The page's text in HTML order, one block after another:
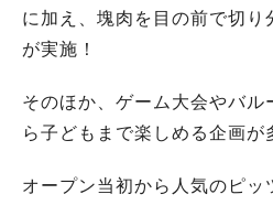
に加え、塊肉を目の前で切り
が実施！
そのほか、ゲーム大会やバル
ら子どもまで楽しめる企画が
オープン当初から人気のピッ